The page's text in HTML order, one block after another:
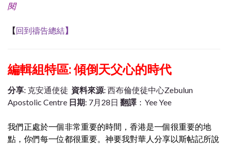
閱
【回到禱告總結】
編輯組特區: 傾倒天父心的時代
分享: 克安通使徒 資料來源: 西布倫使徒中心Zebulun
Apostolic Centre 日期: 7月28日 翻譯 ：Yee Yee
我們正處於一個非常重要的時間，香港是一個很重要的地
點，你們每一位都很重要。神要我對華人分享以斯帖記所說